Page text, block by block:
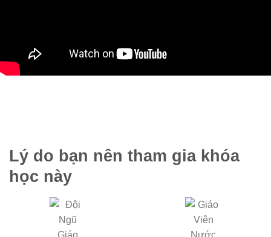
Lý do bạn nên tham gia khóa
học này